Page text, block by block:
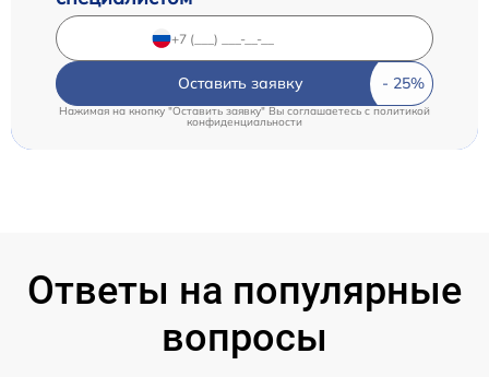
Оставить заявку
Нажимая на кнопку "Оставить заявку" Вы соглашаетесь cполитикой
конфиденциальности
Ответы на популярные
вопросы